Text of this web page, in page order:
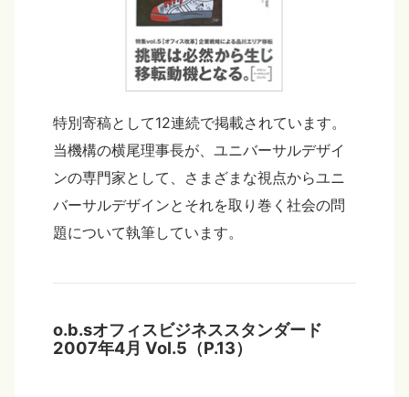
特別寄稿として12連続で掲載されています。
当機構の横尾理事長が、ユニバーサルデザイ
ンの専門家として、さまざまな視点からユニ
バーサルデザインとそれを取り巻く社会の問
題について執筆しています。
o.b.sオフィスビジネススタンダード
2007年4月 Vol.5（P.13）